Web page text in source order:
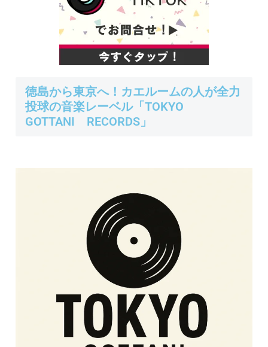
徳島から東京へ！カエルームの人が全力
投球の音楽レーベル「TOKYO
GOTTANI RECORDS」